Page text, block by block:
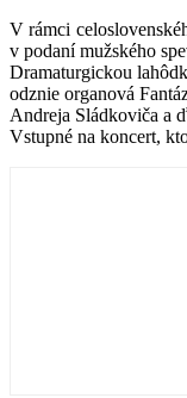
V rámci
v podaní mužského
Dramaturgickou
odznie organová
Andreja Sládkoviča a
Vstupné na koncert,